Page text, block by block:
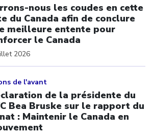
nous les coudes en cette
du Canada afin de conclure
meilleure entente pour
le Canada
2026
de l'avant
de la présidente du
Bea Bruske sur le rapport du
: Maintenir le Canada en